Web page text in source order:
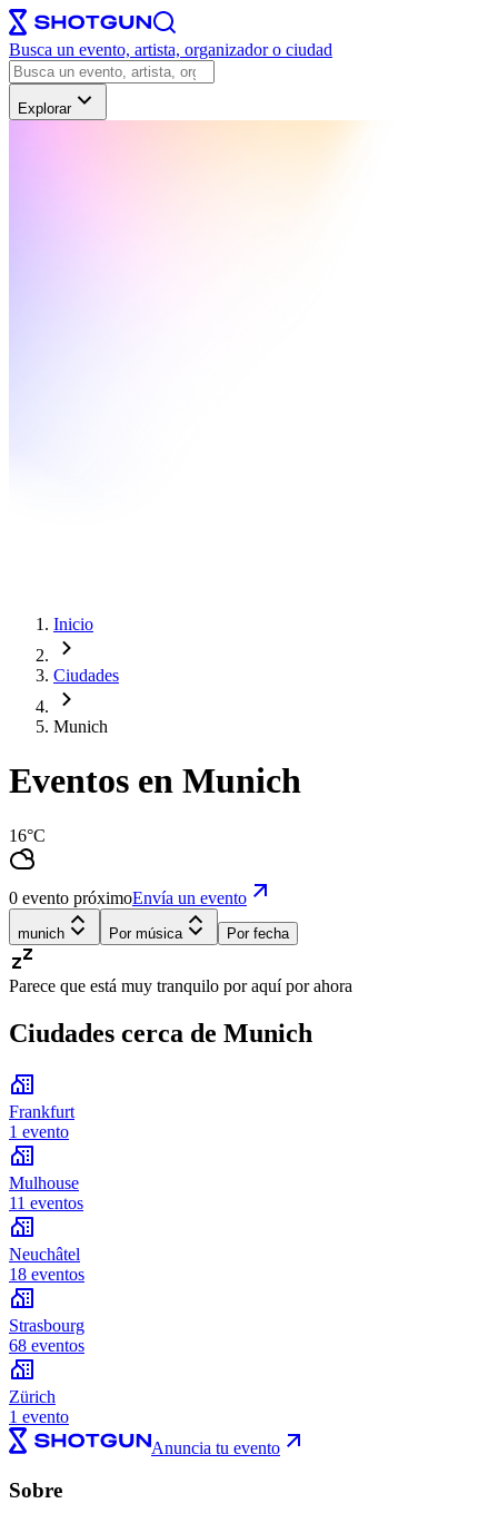
Busca un evento, artista, organizador o ciudad
Explorar
Inicio
Ciudades
Munich
Eventos en Munich
16°C
0 evento próximoEnvía un evento
munich Por música Por fecha
Parece que está muy tranquilo por aquí por ahora
Ciudades cerca de Munich
Frankfurt
1 evento
Mulhouse
11 eventos
Neuchâtel
18 eventos
Strasbourg
68 eventos
Zürich
1 evento
Anuncia tu evento
Sobre